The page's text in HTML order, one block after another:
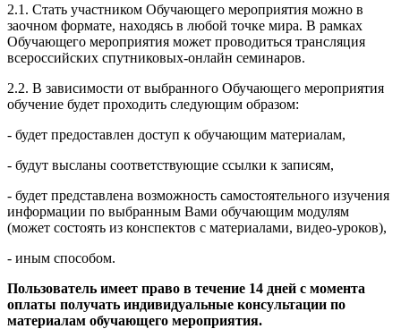
2.1. Стать участником Обучающего мероприятия можно в
заочном формате, находясь в любой точке мира. В рамках
Обучающего мероприятия может проводиться трансляция
всероссийских спутниковых-онлайн семинаров.
2.2. В зависимости от выбранного Обучающего мероприятия
обучение будет проходить следующим образом:
- будет предоставлен доступ к обучающим материалам,
- будут высланы соответствующие ссылки к записям,
- будет представлена возможность самостоятельного изучения
информации по выбранным Вами обучающим модулям
(может состоять из конспектов с материалами, видео-уроков),
- иным способом.
Пользователь имеет право в течение 14 дней с момента
оплаты получать индивидуальные консультации по
материалам обучающего мероприятия.